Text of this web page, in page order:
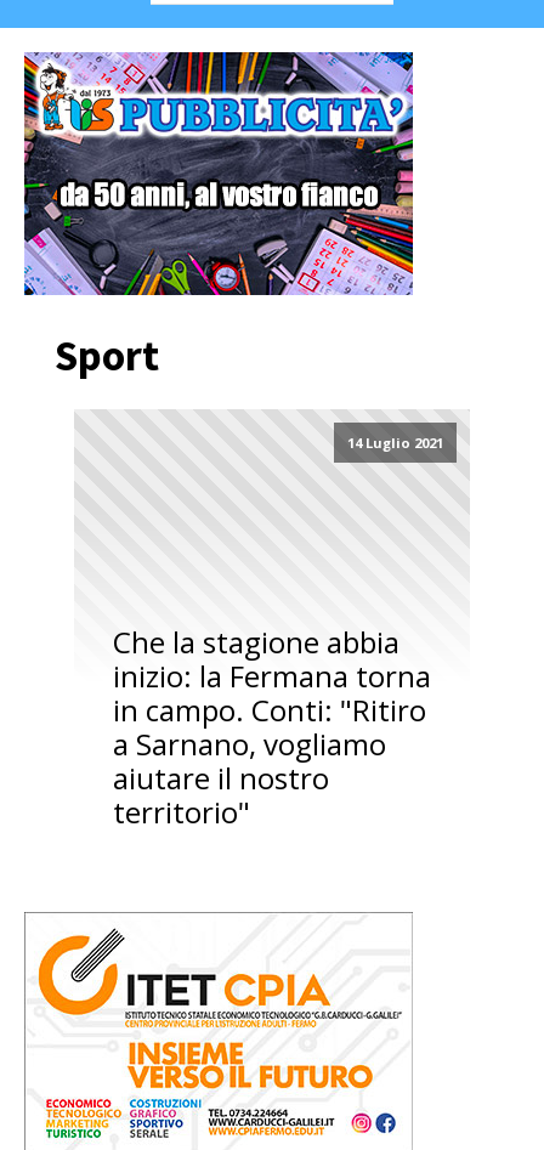
Sport
14 Luglio 2021
Che la stagione abbia
inizio: la Fermana torna
in campo. Conti: "Ritiro
a Sarnano, vogliamo
aiutare il nostro
territorio"